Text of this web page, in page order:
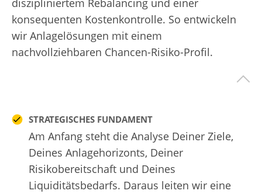
diszipliniertem Rebalancing und einer
konsequenten Kostenkontrolle. So entwickeln
wir Anlagelösungen mit einem
nachvollziehbaren Chancen-Risiko-Profil.
STRATEGISCHES FUNDAMENT
Am Anfang steht die Analyse Deiner Ziele,
Deines Anlagehorizonts, Deiner
Risikobereitschaft und Deines
Liquiditätsbedarfs. Daraus leiten wir eine